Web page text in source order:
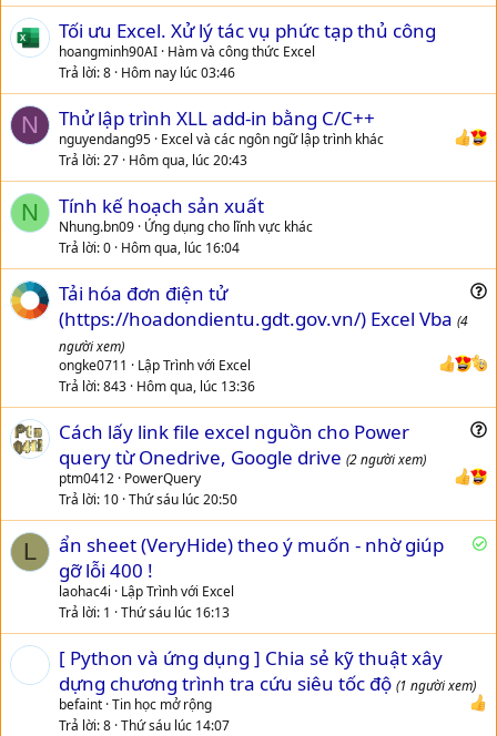
Tối ưu Excel. Xử lý tác vụ phức tạp thủ công
hoangminh90AI Hàm và công thức Excel
Trả lời 8 Hôm nay lúc 03:46
N Thử lập trình XLL add-in bằng C/C++
nguyendang95 Excel và các ngôn ngữ lập trình khác
Trả lời 27 Hôm qua, lúc 20:43
N Tính kế hoạch sản xuất
Nhung.bn09 Ứng dụng cho lĩnh vực khác
Trả lời 0 Hôm qua, lúc 16:04
s
i
o
Tải hóa đơn điện tử
(https://hoadondientu.gdt.gov.vn/) Excel Vba (4
người xem)
ongke0711
Lập Trình với Excel
Trả lời 843 Hôm qua, lúc 13:36
e
t
i
Cách lấy link file excel nguồn cho Power
query từ Onedrive, Google drive (2 người xem)
ptm0412 PowerQuery
Trả lời 10 Thứ sáu lúc 20:50
L
Đ
ả
ẩn sheet (VeryHide) theo ý muốn - nhờ giúp
gỡ lỗi 400 !
laohac4i
Lập Trình với Excel
Trả lời 1 Thứ sáu lúc 16:13
[ Python và ứng dụng ] Chia sẻ kỹ thuật xây
dựng chương trình tra cứu siêu tốc độ (1 người xem)
befaint Tin học mở rộng
Trả lời 8 Thứ sáu lúc 14:07